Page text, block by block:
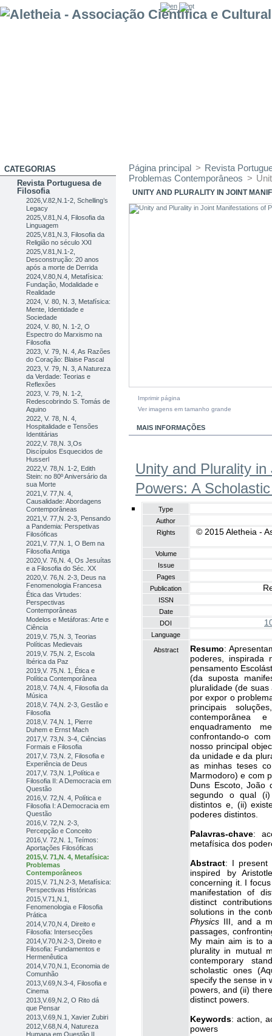
CATEGORIAS
Revista Portuguesa de
Filosofia
2026,V.82,N.1-2, Schelling’s
Legacy
2025,V.81,N.4, Filosofia da
Linguagem
2025,V.81,N.3, Filosofia da
Religião no século XXI
2025,V.81,N.1-2,
Desconstrução: 20 anos
após a morte de Derrida
2024,V.80,N.4, Metafísica:
Fundação, Modalidade e
Realidade
2024, V. 80, N. 3, Metafísica:
Mente, Identidade e
Sociedade
2024, V. 80, N. 1-2, O
Espectro do Marxismo na
Filosofia
2023, V. 79, N. 4, As Razões
do Coração: Blaise Pascal
2023, V. 79, N. 3, A Natureza
da Verdade: Teorias e
Reflexões
2023, V. 79, N. 1-2,
Redescobrindo S. Tomás de
Aquino
2022, V. 78, N. 4,
Hospitalidade e Tensões
Identitárias
2022,V. 78,N. 3,Os
Discípulos Esquecidos de
Husserl
2022,V. 78,N. 1-2, Edith
Stein: no 80º Aniversário da
sua Morte
2021,V. 77,N. 4,
Causalidade: Abordagens
Contemporâneas
2021,V. 77,N. 2-3, Pensando
a Pandemia: Perspetivas
Filosóficas
2021,V. 77,N. 1, O Bem na
Filosofia Antiga
2020,V. 76,N. 4, Os Jesuítas
e a Filosofia do Séc. XX
2020,V. 76,N. 2-3, Deus na
Fenomenologia Francesa
Ética das Virtudes:
Perspectivas
Contemporâneas
Modelos e Metáforas: Arte e
Ciência
2019,V. 75,N. 3, Teorias
Políticas Medievais
2019,V. 75,N. 2, Escola
Ibérica da Paz
2019,V. 75,N. 1, Ética e
Política Contemporânea
2018,V. 74,N. 4, Filosofia da
Música
2018,V. 74,N. 2-3, Gestão e
Filosofia
2018,V. 74,N. 1, Pierre
Duhem e Ernst Mach
2017,V. 73,N. 3-4, Ciências
Formais e Filosofia
2017,V. 73,N. 2, Filosofia e
Experiência de Deus
2017,V. 73,N. 1,Política e
Filosofia II: A Democracia em
Questão
2016,V. 72,N. 4, Política e
Filosofia I: A Democracia em
Questão
2016,V. 72,N. 2-3,
Percepção e Conceito
2016,V. 72,N. 1, Teímos:
Aportações Filosóficas
2015,V. 71,N. 4, Metafísica:
Problemas
Contemporâneos
2015,V. 71,N.2-3, Metafísica:
Perspectivas Históricas
2015,V.71,N.1,
Fenomenologia e Filosofia
Prática
2014,V.70,N.4, Direito e
Filosofia: Intersecções
2014,V.70,N.2-3, Direito e
Filosofia: Fundamentos e
Hermenêutica
2014,V.70,N.1, Economia de
Comunhão
2013,V.69,N.3-4, Filosofia e
Cinema
2013,V.69,N.2, O Rito dá
que Pensar
2013,V.69,N.1, Xavier Zubiri
2012,V.68,N.4, Natureza
Humana em Questão II
Página principal > Revista
Problemas Contemporâneos >
UNITY AND PLURALITY IN JOINT
Imprimir página
Ver imagens em tamanho grande
MAIS INFORMAÇÕES
Unity and Plurality
Powers: A
Type
Author
Rights
© 2015 Aletheia -
Volume
Issue
Pages
Publication
ISSN
Date
DOI
Language
Abstract Resumo:
poderes,
pensamento
(da suposta
pluralidade (de
por expor o
principais
enquadramento
confrontando-o
nosso principal
da unidade e da
as minhas teses
Marmodoro) e com
Duns Escoto, João
segundo o qual (i)
distintos e, (ii)
poderes distintos.
Palavras-chave:
metafísica dos
Abstract: I present
inspired by
concerning it. I
manifestation of
distinct
solutions in the
Physics III, and a
passages,
My main aim is to
plurality in mutual
contemporary
scholastic ones
specify the sense in
powers, and (ii)
distinct powers.
Keywords: action,
powers